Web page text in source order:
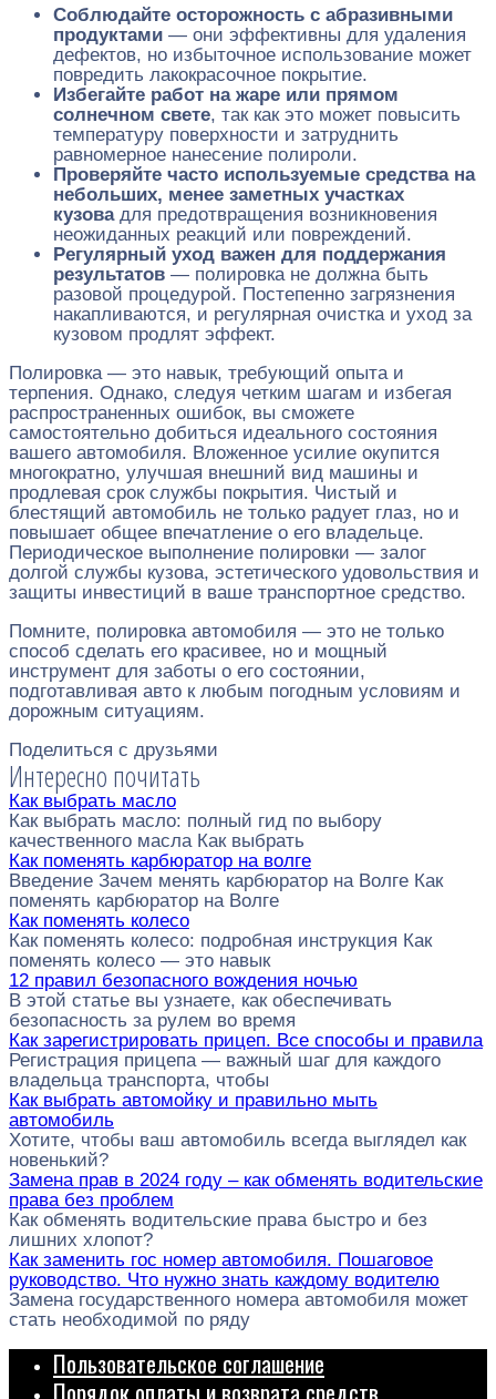
Соблюдайте осторожность с абразивными
продуктами — они эффективны для удаления
дефектов, но избыточное использование может
повредить лакокрасочное покрытие.
Избегайте работ на жаре или прямом
солнечном свете, так как это может повысить
температуру поверхности и затруднить
равномерное нанесение полироли.
Проверяйте часто используемые средства на
небольших, менее заметных участках
кузовадля предотвращения возникновения
неожиданных реакций или повреждений.
Регулярный уход важен для поддержания
результатов — полировка не должна быть
разовой процедурой. Постепенно загрязнения
накапливаются, и регулярная очистка и уход за
кузовом продлят эффект.
Полировка — это навык, требующий опыта и
терпения. Однако, следуя четким шагам и избегая
распространенных ошибок, вы сможете
самостоятельно добиться идеального состояния
вашего автомобиля. Вложенное усилие окупится
многократно, улучшая внешний вид машины и
продлевая срок службы покрытия. Чистый и
блестящий автомобиль не только радует глаз, но и
повышает общее впечатление о его владельце.
Периодическое выполнение полировки — залог
долгой службы кузова, эстетического удовольствия и
защиты инвестиций в ваше транспортное средство.
Помните, полировка автомобиля — это не только
способ сделать его красивее, но и мощный
инструмент для заботы о его состоянии,
подготавливая авто к любым погодным условиям и
дорожным ситуациям.
Поделиться с друзьями
Интересно почитать
Как выбрать масло
Как выбрать масло: полный гид по выбору
качественного масла Как выбрать
Как поменять карбюратор на волге
Введение Зачем менять карбюратор на Волге Как
поменять карбюратор на Волге
Как поменять колесо
Как поменять колесо: подробная инструкция Как
поменять колесо — это навык
12 правил безопасного вождения ночью
В этой статье вы узнаете, как обеспечивать
безопасность за рулем во время
Как зарегистрировать прицеп. Все способы и правила
Регистрация прицепа — важный шаг для каждого
владельца транспорта, чтобы
Как выбрать автомойку и правильно мыть
автомобиль
Хотите, чтобы ваш автомобиль всегда выглядел как
новенький?
Замена прав в 2024 году – как обменять водительские
права без проблем
Как обменять водительские права быстро и без
лишних хлопот?
Как заменить гос номер автомобиля. Пошаговое
руководство. Что нужно знать каждому водителю
Замена государственного номера автомобиля может
стать необходимой по ряду
Пользовательское соглашение
Порядок оплаты и возврата средств